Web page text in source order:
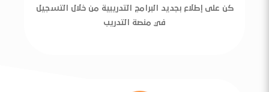
كن على إطلاع بجديد البرامج التدريبية من خلال التسجيل
في منصة التدريب